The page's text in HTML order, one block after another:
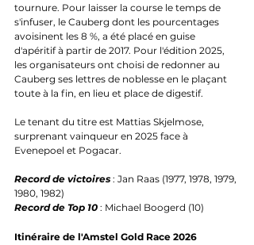
tournure. Pour laisser la course le temps de
s'infuser, le Cauberg dont les pourcentages
avoisinent les 8 %, a été placé en guise
d'apéritif à partir de 2017. Pour l'édition 2025,
les organisateurs ont choisi de redonner au
Cauberg ses lettres de noblesse en le plaçant
toute à la fin, en lieu et place de digestif.
Le tenant du titre est Mattias Skjelmose,
surprenant vainqueur en 2025 face à
Evenepoel et Pogacar.
Record de victoires : Jan Raas (1977, 1978, 1979,
1980, 1982)
Record de Top 10 : Michael Boogerd (10)
Itinéraire de l'Amstel Gold Race 2026